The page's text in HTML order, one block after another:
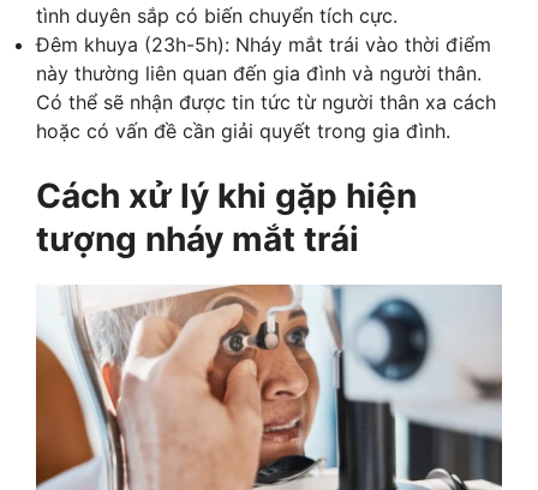
tình duyên sắp có biến chuyển tích cực.
Đêm khuya (23h-5h): Nháy mắt trái vào thời điểm
này thường liên quan đến gia đình và người thân.
Có thể sẽ nhận được tin tức từ người thân xa cách
hoặc có vấn đề cần giải quyết trong gia đình.
Cách xử lý khi gặp hiện
tượng nháy mắt trái